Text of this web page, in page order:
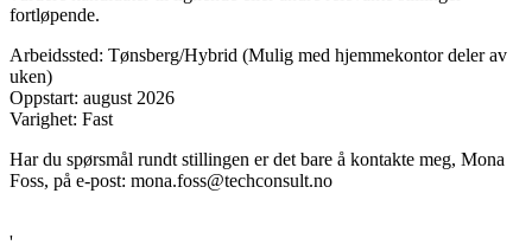
fortløpende.
Arbeidssted: Tønsberg/Hybrid (Mulig med hjemmekontor deler av
uken)
Oppstart: august 2026
Varighet: Fast
Har du spørsmål rundt stillingen er det bare å kontakte meg, Mona
Foss, på e-post: mona.foss@techconsult.no